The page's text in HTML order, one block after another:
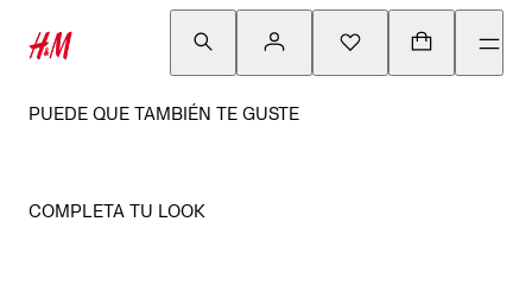
PUEDE QUE TAMBIÉN TE GUSTE
COMPLETA TU LOOK